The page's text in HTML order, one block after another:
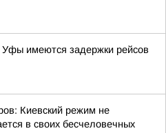
Уфы имеются задержки рейсов
Киевский режим не
в своих бесчеловечных